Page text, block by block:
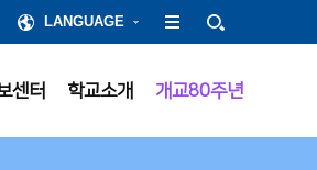
LANGUAGE
센터 학교소개 개교80주년